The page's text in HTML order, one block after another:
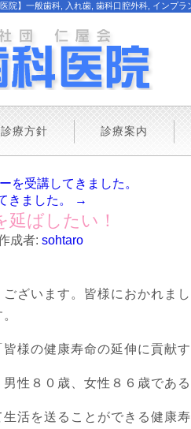
院】一般歯科, 入れ歯, 歯科口腔外科, インプ
診療方針 診療案内
を受講してきました。
きました。
→
ばしたい！
成者: sohtaro
ざいます。皆様におかれま
様の健康寿命の延伸に貢献
男性８０歳、女性８６歳であ
活を送ることができる健康